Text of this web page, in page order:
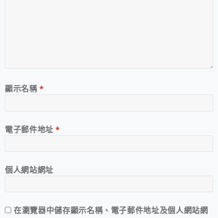
顯示名稱*
電子郵件地址*
個人網站網址
在瀏覽器中儲存顯示名稱、電子郵件地址及個人網站網